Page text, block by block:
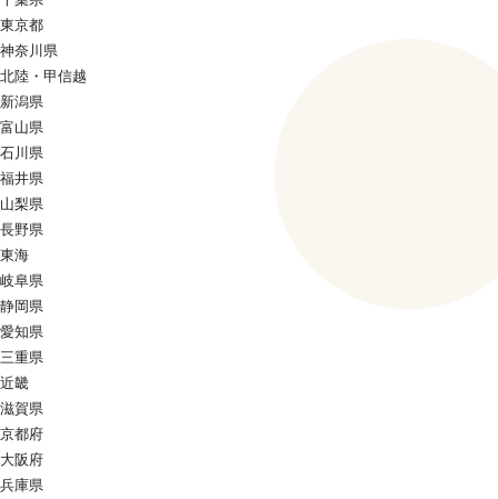
東京都
神奈川県
北陸・甲信越
新潟県
富山県
石川県
福井県
山梨県
長野県
東海
岐阜県
静岡県
愛知県
三重県
近畿
滋賀県
京都府
大阪府
兵庫県